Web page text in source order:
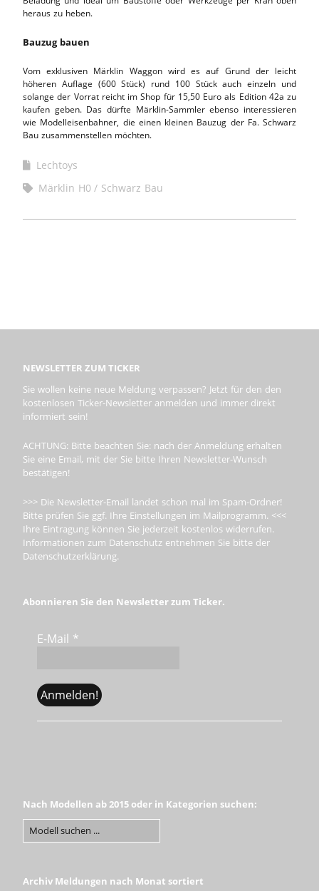
heraus zu heben.
Bauzug bauen
Vom exklusiven Märklin Waggon wird es auf Grund der leicht
höheren Auflage (600 Stück) rund 100 Stück auch einzeln und
solange der Vorrat reicht im Shop für 15,50 Euro als Edition 42a zu
kaufen geben. Das dürfte Märklin-Sammler ebenso interessieren
wie Modelleisenbahner, die einen kleinen Bauzug der Fa. Schwarz
Bau zusammenstellen möchten.
Lechtoys
Märklin H0
Schwarz Bau
NEWSLETTER ZUM TICKER
Sie wollen keine neue Meldung verpassen? Jetzt für den den
kostenlosen Ticker-Newsletter anmelden und immer direkt
informiert sein!
ACHTUNG: Bitte beachten Sie: nach der Anmeldung erhalten
Sie eine Email, mit der Sie bitte Ihren Newsletter-Wunsch
bestätigen!
>>> Die Newsletter-Email landet schon mal im Spam-Ordner!
Bitte prüfen Sie ggf. Ihre Einstellungen im Mailprogramm. <<<
Ihre Eintragung können Sie jederzeit kostenlos widerrufen.
Informationen zum Datenschutz entnehmen Sie bitte der
Datenschutzerklärung.
Abonnieren Sie den Newsletter zum Ticker.
E-Mail *
Nach Modellen ab 2015 oder in Kategorien suchen:
Archiv Meldungen nach Monat sortiert